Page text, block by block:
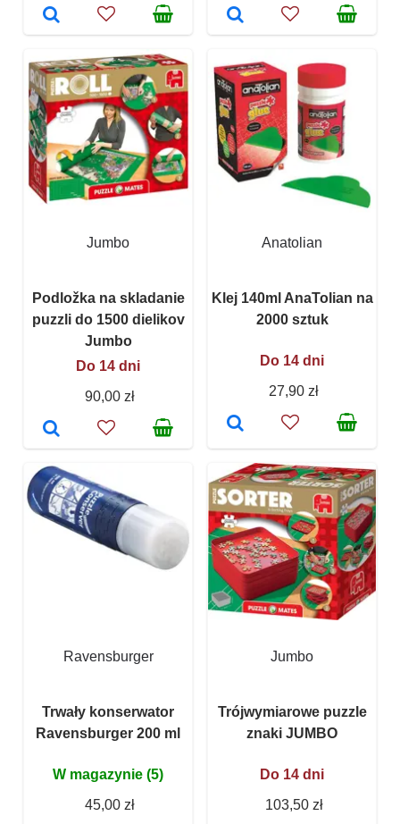
Jumbo
Podložka na skladanie
puzzli do 1500 dielikov
Jumbo
Do 14 dni
90,00 zł
Anatolian
Klej 140ml AnaTolian na
2000 sztuk
Do 14 dni
27,90 zł
Ravensburger
Trwały konserwator
Ravensburger 200 ml
W magazynie (5)
45,00 zł
Jumbo
Trójwymiarowe puzzle
znaki JUMBO
Do 14 dni
103,50 zł